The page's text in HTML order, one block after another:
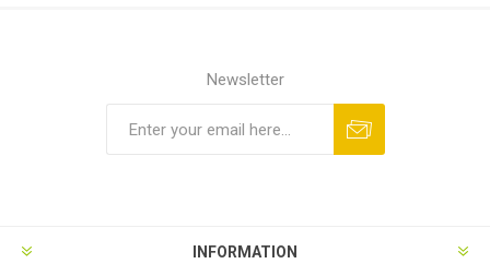
Newsletter
INFORMATION